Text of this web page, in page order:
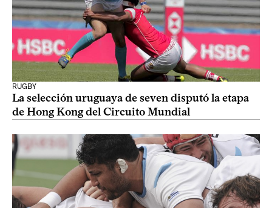
RUGBY
La selección uruguaya de seven disputó la etapa
de Hong Kong del Circuito Mundial